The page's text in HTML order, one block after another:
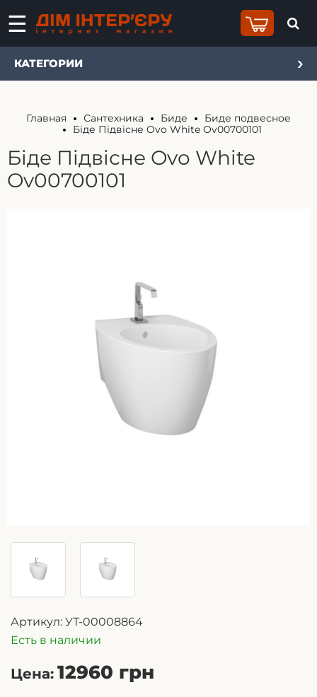
КАТЕГОРИИ
Главная Сантехника Биде
Биде подвесное
Біде Підвісне Ovo White Ov00700101
Біде Підвісне Ovo White
Ov00700101
Артикул: УТ-00008864
Есть в наличии
Цена: 12960 грн